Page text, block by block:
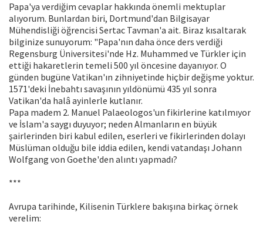
Papa'ya verdiğim cevaplar hakkında önemli mektuplar
alıyorum. Bunlardan biri, Dortmund'dan Bilgisayar
Mühendisliği öğrencisi Sertac Tavman'a ait. Biraz kısaltarak
bilginize sunuyorum: "Papa'nın daha önce ders verdiği
Regensburg Üniversitesi'nde Hz. Muhammed ve Türkler için
ettiği hakaretlerin temeli 500 yıl öncesine dayanıyor. O
günden bugüne Vatikan'ın zihniyetinde hiçbir değişme yoktur.
1571'deki İnebahtı savaşının yıldönümü 435 yıl sonra
Vatikan'da halâ ayinlerle kutlanır.
Papa madem 2. Manuel Palaeologos'un fikirlerine katılmıyor
ve İslam'a saygı duyuyor; neden Almanların en büyük
şairlerinden biri kabul edilen, eserleri ve fikirlerinden dolayı
Müslüman olduğu bile iddia edilen, kendi vatandaşı Johann
Wolfgang von Goethe'den alıntı yapmadı?
***
Avrupa tarihinde, Kilisenin Türklere bakışına birkaç örnek
verelim: